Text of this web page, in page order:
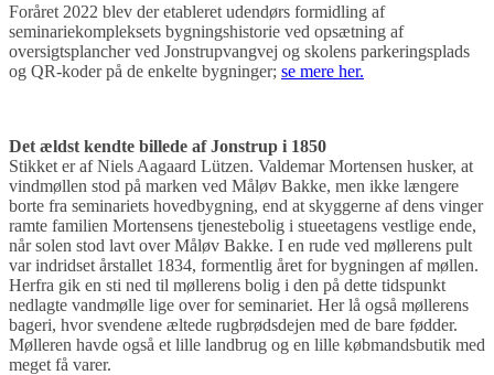
Foråret 2022 blev der etableret udendørs formidling af
seminariekompleksets bygningshistorie ved opsætning af
oversigtsplancher ved Jonstrupvangvej og skolens parkeringsplads
og QR-koder på de enkelte bygninger; se mere her.
Det ældst kendte billede af Jonstrup i 1850
Stikket er af Niels Aagaard Lützen. Valdemar Mortensen husker, at
vindmøllen stod på marken ved Måløv Bakke, men ikke længere
borte fra seminariets hovedbygning, end at skyggerne af dens vinger
ramte familien Mortensens tjenestebolig i stueetagens vestlige ende,
når solen stod lavt over Måløv Bakke. I en rude ved møllerens pult
var indridset årstallet 1834, formentlig året for bygningen af møllen.
Herfra gik en sti ned til møllerens bolig i den på dette tidspunkt
nedlagte vandmølle lige over for seminariet. Her lå også møllerens
bageri, hvor svendene æltede rugbrødsdejen med de bare fødder.
Mølleren havde også et lille landbrug og en lille købmandsbutik med
meget få varer.